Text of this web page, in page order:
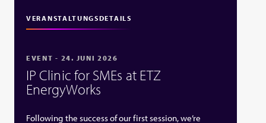
VERANSTALTUNGSDETAILS
EVENT - 24. JUNI 2026
IP Clinic for SMEs at ETZ
EnergyWorks
Following the success of our first session, we’re